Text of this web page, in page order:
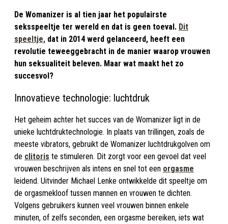
De Womanizer is al tien jaar het populairste
seksspeeltje ter wereld en dat is geen toeval. Dit
speeltje, dat in 2014 werd gelanceerd, heeft een
revolutie teweeggebracht in de manier waarop vrouwen
hun seksualiteit beleven. Maar wat maakt het zo
succesvol?
Innovatieve technologie: luchtdruk
Het geheim achter het succes van de Womanizer ligt in de
unieke luchtdruktechnologie. In plaats van trillingen, zoals de
meeste vibrators, gebruikt de Womanizer luchtdrukgolven om
de clitoris te stimuleren. Dit zorgt voor een gevoel dat veel
vrouwen beschrijven als intens en snel tot een orgasme
leidend. Uitvinder Michael Lenke ontwikkelde dit speeltje om
de orgasmekloof tussen mannen en vrouwen te dichten.
Volgens gebruikers kunnen veel vrouwen binnen enkele
minuten, of zelfs seconden, een orgasme bereiken, iets wat